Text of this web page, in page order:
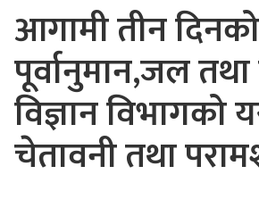
आगामी तीन
पूर्वानुमान,जल
विज्ञान विभागको
चेतावनी तथा